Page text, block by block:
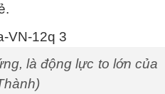
là động lực to lớn của